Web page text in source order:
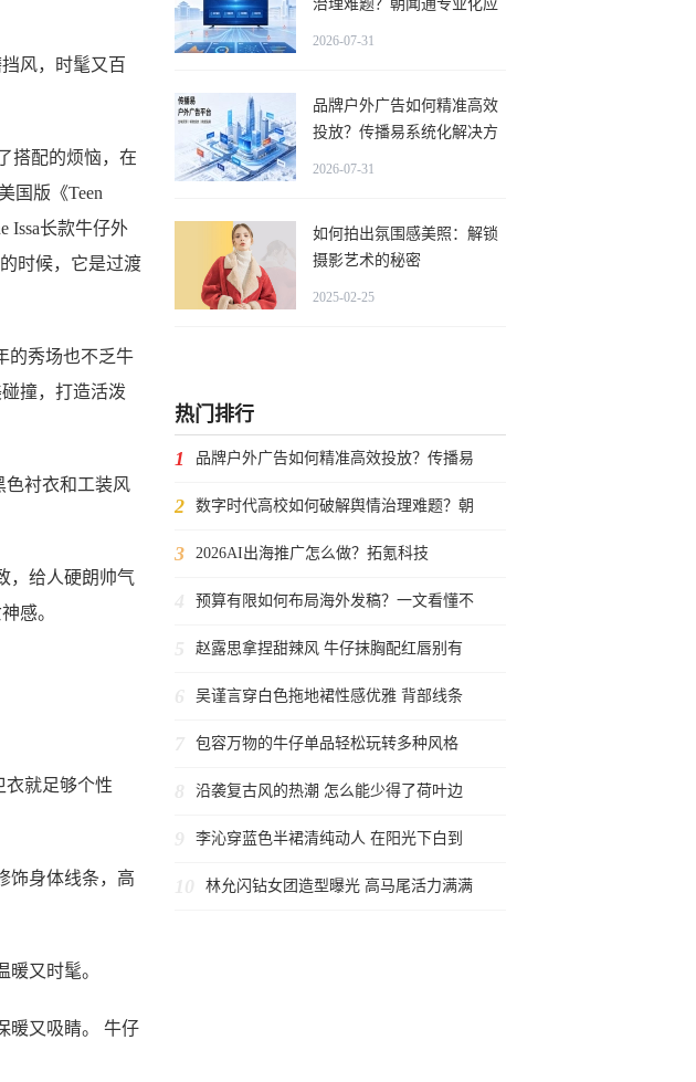
风，时髦又百
搭配的烦恼，在
国版《Teen
Issa长款牛仔外
时候，它是过渡
的秀场也不乏牛
撞，打造活泼
衬衣和工装风
给人硬朗帅气
感。
就足够个性
身体线条，高
又时髦。
暖又吸睛。 牛仔
治理难题？朝闻通专业化应
2026-07-31
品牌户外广告如何精准高效
投放？传播易系统化解决方
2026-07-31
如何拍出氛围感美照：解锁
摄影艺术的秘密
2025-02-25
热门排行
1
品牌户外广告如何精准高效投放？传播易
2 数字时代高校如何破解舆情治理难题？朝
3 2026AI出海推广怎么做？拓氪科技
预算有限如何布局海外发稿？一文看懂不
赵露思拿捏甜辣风 牛仔抹胸配红唇别有
吴谨言穿白色拖地裙性感优雅 背部线条
包容万物的牛仔单品轻松玩转多种风格
沿袭复古风的热潮 怎么能少得了荷叶边
李沁穿蓝色半裙清纯动人 在阳光下白到
林允闪钻女团造型曝光 高马尾活力满满